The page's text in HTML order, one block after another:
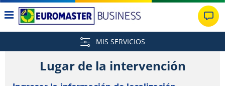
MIS SERVICIOS
Lugar de la intervención